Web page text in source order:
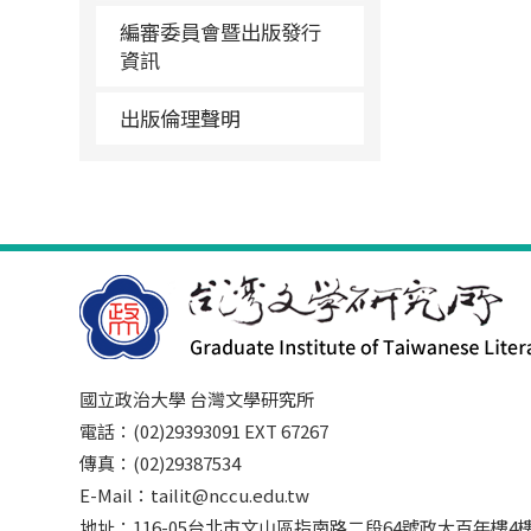
編審委員會暨出版發行
資訊
出版倫理聲明
國立政治大學 台灣文學研究所
電話：(02)29393091 EXT 67267
傳真：(02)29387534
E-Mail：tailit@nccu.edu.tw